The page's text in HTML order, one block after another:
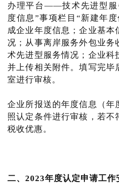
办理平台——技术先进型
度信息”事项栏目“新建年
成企业年度信息；企业基本
况；从事离岸服务外包业务
术先进型服务情况；企业科
并上传相关附件。填写完毕
室进行审核。
企业所报送的年度信息（年
照认定条件进行审核，若不
税收优惠。
二、2023年度认定申请工作